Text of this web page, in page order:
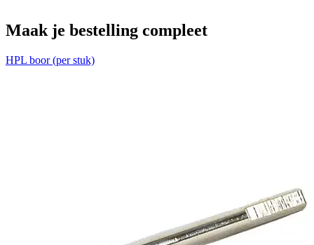
Maak je bestelling compleet
HPL boor (per stuk)